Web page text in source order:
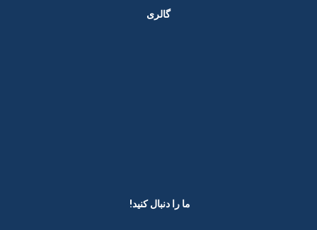
گالری
ما را دنبال کنید! ​